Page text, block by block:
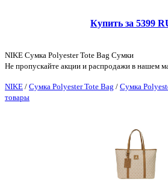
Купить за 5399
NIKE Сумка Polyester Tote Bag Сумки
Не пропускайте акции и распродажи в нашем
NIKE / Сумка Polyester Tote Bag / Сумка
товары